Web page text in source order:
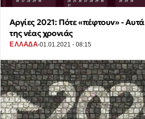
Αργίες 2021: Πότε «πέφτουν» - Αυτά
της νέας χρονιάς
ΕΛΛΑΔΑ·01.01.2021 - 08:15